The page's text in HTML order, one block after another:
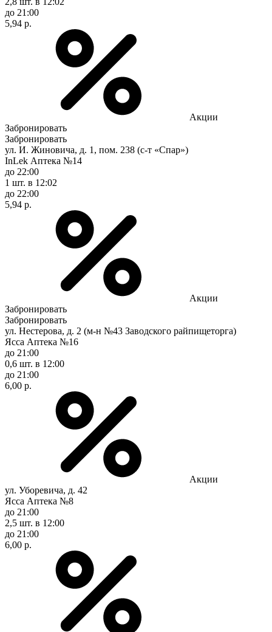
до 21:00
5,94 р.
Акции
Забронировать
Забронировать
ул. И. Жиновича, д. 1, пом. 238 (с-т «Спар»)
InLek Аптека №14
до 22:00
1 шт. в 12:02
до 22:00
5,94 р.
Акции
Забронировать
Забронировать
ул. Нестерова, д. 2 (м-н №43 Заводского райпищеторга)
Ясса Аптека №16
до 21:00
0,6 шт. в 12:00
до 21:00
6,00 р.
Акции
ул. Уборевича, д. 42
Ясса Аптека №8
до 21:00
2,5 шт. в 12:00
до 21:00
6,00 р.